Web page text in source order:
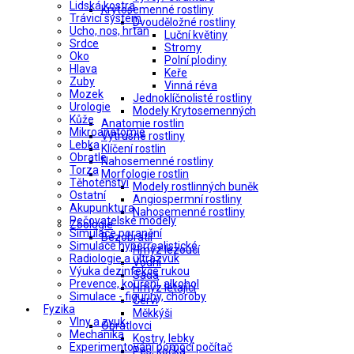
Lidská kostra
Trávicí systém
Ucho, nos, hrtan
Srdce
Oko
Hlava
Zuby
Mozek
Urologie
Kůže
Mikroanatomie
Lebka
Obratle
Torza
Těhotenství
Ostatní
Akupunktura
Pečovatelské modely
Simulace poranění
Simulace hyperrealistické
Radiologie a ultrazvuk
Výuka dezinfekce rukou
Prevence, kouření, alkohol
Simulace - figuríny, choroby
Fyzika
Vlny a zvuk
Mechanika
Experimentování pomocí počítač
Krytosemenné rostliny
Dvouděložné rostliny
Luční květiny
Stromy
Polní plodiny
Keře
Vinná réva
Jednoklíčnolisté rostliny
Modely Krytosemenných
Anatomie rostlin
Výtrusné rostliny
Klíčení rostlin
Nahosemenné rostliny
Morfologie rostlin
Modely rostlinných buněk
Angiospermní rostliny
Nahosemenné rostliny
Zoologie
Bezobratlí
Hmyz lezoucí
Vodní
Sada
Hmyz létající
Červi
Měkkýši
Obratlovci
Kostry, lebky
Pes, kočka